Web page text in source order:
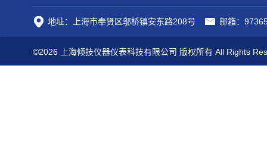
地址：上海市奉贤区邬桥镇安东路208号 邮箱：
©2026 上海倾技仪器仪表科技有限公司 版权所有 All Rights